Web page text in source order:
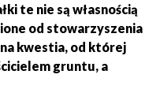
te nie są własnością
od stowarzyszenia
kwestia, od której
gruntu, a